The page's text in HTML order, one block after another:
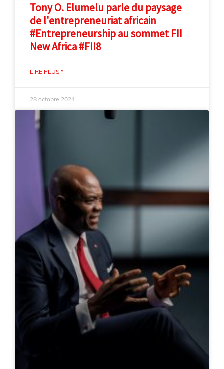
Tony O. Elumelu parle du paysage
de l'entrepreneuriat africain
#Entrepreneurship au sommet FII
New Africa #FII8
LIRE PLUS "
28 octobre 2024